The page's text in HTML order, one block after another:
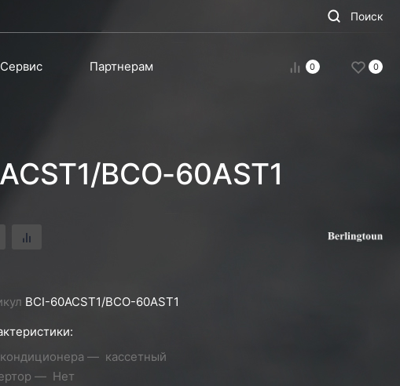
Поиск
Сервис Партнерам 0 0
BCO-60AST1
BCI-60ACST1/BCO-60AST1
кассетный
Нет